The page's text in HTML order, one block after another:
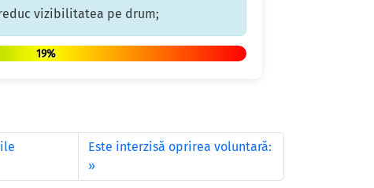
vizibilitatea pe drum;
19%
Este interzisă oprirea voluntară: